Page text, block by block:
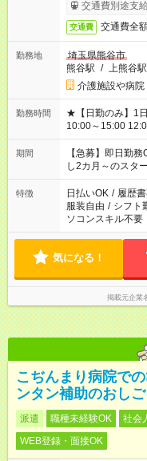
交通費別途支
交通費 交通費全
勤務地
埼玉県熊谷市
熊谷駅 / 上熊谷駅
介護施設や病
勤務時間
★【日勤のみ】1日5時間～OK！
10:00～15:00
期間
【急募】即日勤
し2カ月～のスタ
特徴 日払いOK / 履歴
服装自由 / シフト
ソコンスキル不要
気になる！
掲載元企業
こぢんまり病院で
ンタン補助のおしご
派遣 職種未経験OK 社会
WEB登録・面接OK